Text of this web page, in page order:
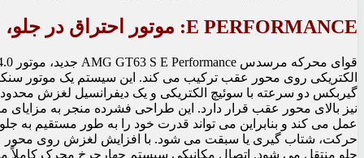
E PERFORMANCE: موتور احتراق در جلو، موتور الکتریکی در عقب
گیربکس دو سرعته با سوئیچ الکتریکی و یک دیفرانسیل لغزش
نیز بالای محور عقب قرار دارد. این طراحی فشرده منجر به
عمل می کند و بنابراین می تواند قدرت خود را به طور مستقیم به
حرکت، شتاب گیری یا سبقت می شود. با افزایش لغزش روی محور